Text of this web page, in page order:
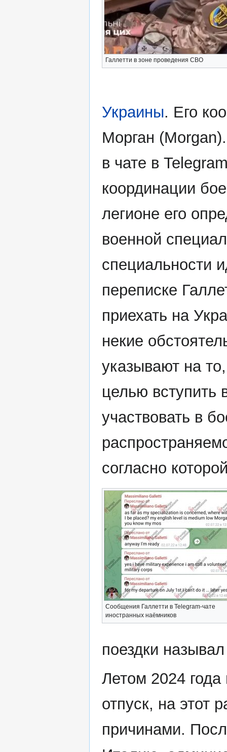
Галлетти в зоне проведения СВО
Украины. Его
Морган
в чате в
координации
легионе его
военной
специальности
переписке
приехать на
некие
указывают на
целью вступить
участвовать в
согласно
Сообщения Галлетти в Telegram-чате
иностранных наёмников
поездки
Летом 2024 года
отпуск, на этот
причинами.